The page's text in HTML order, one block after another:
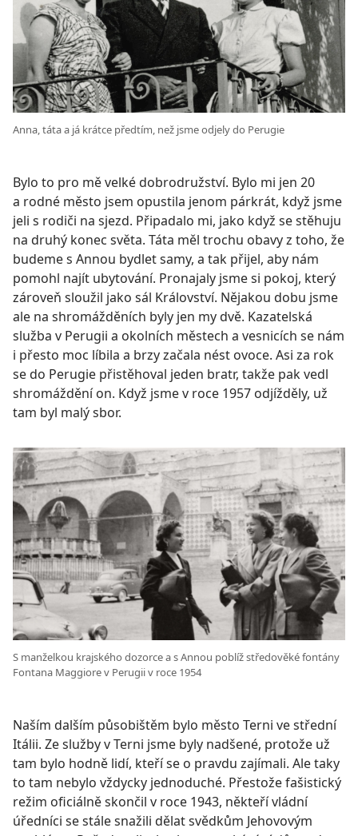
Anna, táta a já krátce předtím, než jsme odjely do Perugie
Bylo to pro mě velké dobrodružství. Bylo mi jen 20
a rodné město jsem opustila jenom párkrát, když jsme
jeli s rodiči na sjezd. Připadalo mi, jako když se stěhuju
na druhý konec světa. Táta měl trochu obavy z toho, že
budeme s Annou bydlet samy, a tak přijel, aby nám
pomohl najít ubytování. Pronajaly jsme si pokoj, který
zároveň sloužil jako sál Království. Nějakou dobu jsme
ale na shromážděních byly jen my dvě. Kazatelská
služba v Perugii a okolních městech a vesnicích se nám
i přesto moc líbila a brzy začala nést ovoce. Asi za rok
se do Perugie přistěhoval jeden bratr, takže pak vedl
shromáždění on. Když jsme v roce 1957 odjížděly, už
tam byl malý sbor.
S manželkou krajského dozorce a s Annou poblíž středověké fontány
Fontana Maggiore v Perugii v roce 1954
Naším dalším působištěm bylo město Terni ve střední
Itálii. Ze služby v Terni jsme byly nadšené, protože už
tam bylo hodně lidí, kteří se o pravdu zajímali. Ale taky
to tam nebylo vždycky jednoduché. Přestože fašistický
režim oficiálně skončil v roce 1943, někteří vládní
úředníci se stále snažili dělat svědkům Jehovovým